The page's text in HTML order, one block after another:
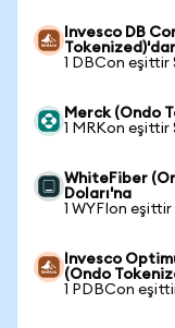
Invesco DB
1 DBCon eşittir
Merck (Ondo
1 MRKon eşittir
WhiteFiber
Doları'na
1 WYFIon
Invesco
(Ondo
1 PDBCon